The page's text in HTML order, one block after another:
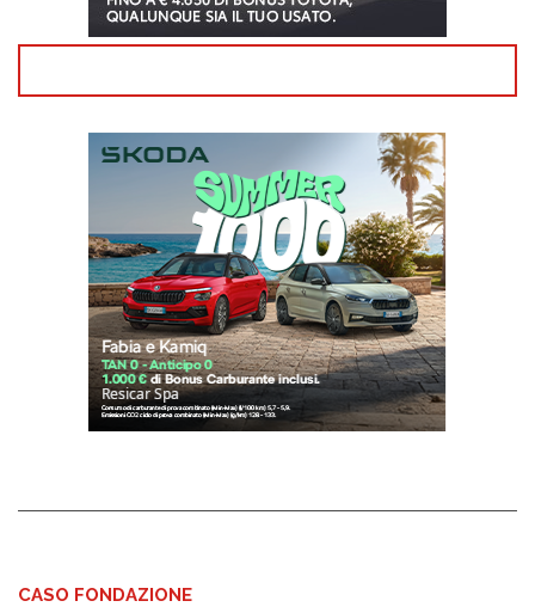
CASO FONDAZIONE